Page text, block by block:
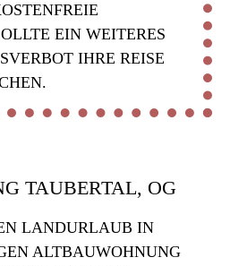
EIN WEITERES
IHRE REISE
TAUBERTAL, OG
LANDURLAUB IN D
ALTBAUWOHNUNG Z